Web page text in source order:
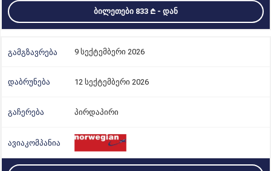
ᲑᲘᲚᲔᲗᲔᲑᲘ 833 - ᲓᲐᲜ
9 სექტემბერი 2026
12 სექტემბერი 2026
პირდაპირი